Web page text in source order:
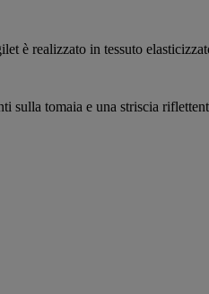
è realizzato in tessuto
sulla tomaia e una striscia